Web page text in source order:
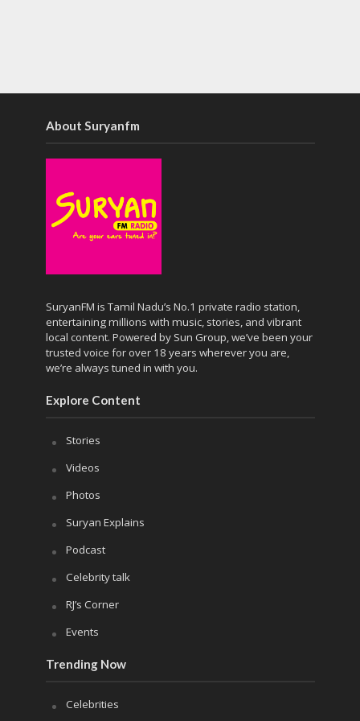
About Suryanfm
SuryanFM is Tamil Nadu’s No.1 private radio station,
entertaining millions with music, stories, and vibrant
local content. Powered by Sun Group, we’ve been your
trusted voice for over 18 years wherever you are,
we’re always tuned in with you.
Explore Content
Stories
Videos
Photos
Suryan Explains
Podcast
Celebrity talk
RJ’s Corner
Events
Trending Now
Celebrities